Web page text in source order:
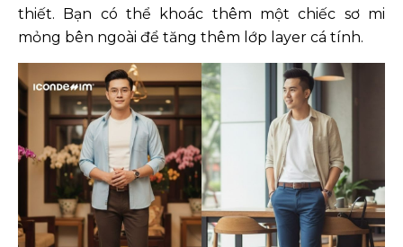
thiết. Bạn có thể khoác thêm một chiếc sơ mi
mỏng bên ngoài để tăng thêm lớp layer cá tính.